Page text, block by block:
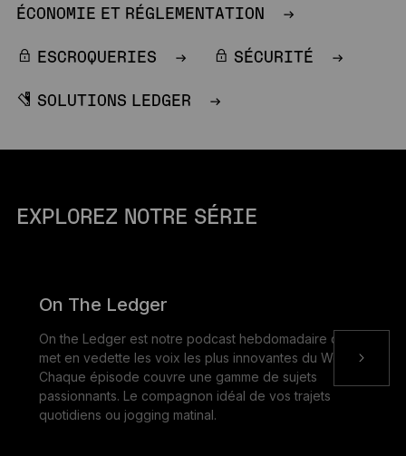
ÉCONOMIE ET RÉGLEMENTATION
ESCROQUERIES SÉCURITÉ
SOLUTIONS LEDGER
EXPLOREZ NOTRE SÉRIE
On The Ledger
On the Ledger est notre podcast hebdomadaire qui
met en vedette les voix les plus innovantes du Web3.
Chaque épisode couvre une gamme de sujets
passionnants. Le compagnon idéal de vos trajets
quotidiens ou jogging matinal.